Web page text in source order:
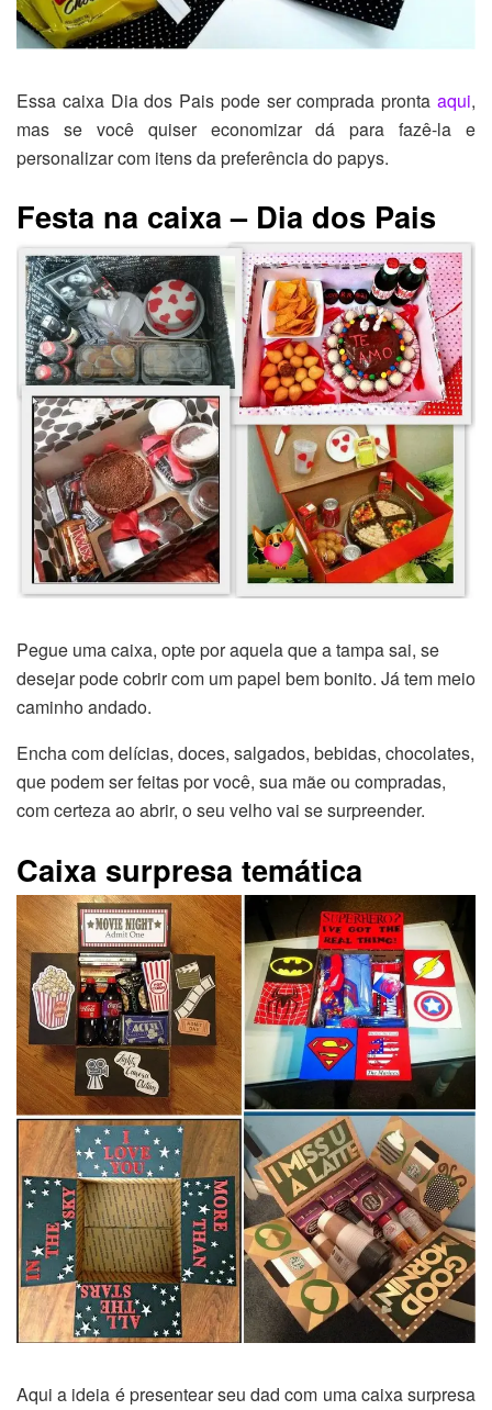
Essa caixa Dia dos Pais pode ser comprada pronta aqui,
mas se você quiser economizar dá para fazê-la e
personalizar com itens da preferência do papys.
Festa na caixa – Dia dos Pais
Pegue uma caixa, opte por aquela que a tampa sai, se
desejar pode cobrir com um papel bem bonito. Já tem meio
caminho andado.
Encha com delícias, doces, salgados, bebidas, chocolates,
que podem ser feitas por você, sua mãe ou compradas,
com certeza ao abrir, o seu velho vai se surpreender.
Caixa surpresa temática
Aqui a ideia é presentear seu dad com uma caixa surpresa